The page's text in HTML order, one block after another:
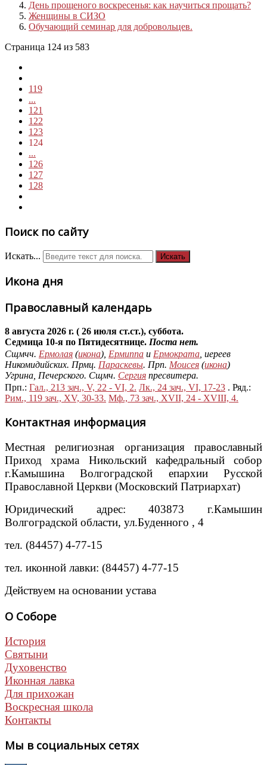
День прощеного воскресенья: как научиться прощать?
Женщины в СИЗО
Обучающий семинар для добровольцев.
Страница 124 из 583
119
...
121
122
123
124
...
126
127
128
Поиск по сайту
Искать... Искать
Икона дня
Православный календарь
8 августа 2026 г. ( 26 июля ст.ст.), суббота.
Седмица 10-я по Пятидесятнице. Поста нет.
Сщмчч. Ермолая (икона), Ермиппа и Ермократа , иереев
Никомидийских. Прмц. Параскевы. Прп. Моисея (икона)
Угрина, Печерского. Сщмч. Сергия пресвитера.
Прп.: Гал., 213 зач., V, 22 - VI, 2. Лк., 24 зач., VI, 17-23 . Ряд.:
Рим., 119 зач., XV, 30-33. Мф., 73 зач., XVII, 24 - XVIII, 4.
Контактная информация
Местная религиозная организация православный
Приход храма Никольский кафедральный собор
г.Камышина Волгоградской епархии Русской
Православной Церкви (Московский Патриархат)
Юридический адрес: 403873 г.Камышин
Волгоградской области, ул.Буденного , 4
тел. (84457) 4-77-15
тел. иконной лавки: (84457) 4-77-15
Действуем на основании устава
О Соборе
История
Святыни
Духовенство
Иконная лавка
Для прихожан
Воскресная школа
Контакты
Мы в социальных сетях